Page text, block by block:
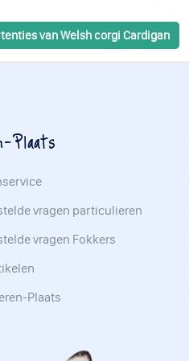
van Welsh corgi Cardigan
Plaats
vragen particulieren
vragen Fokkers
Plaats